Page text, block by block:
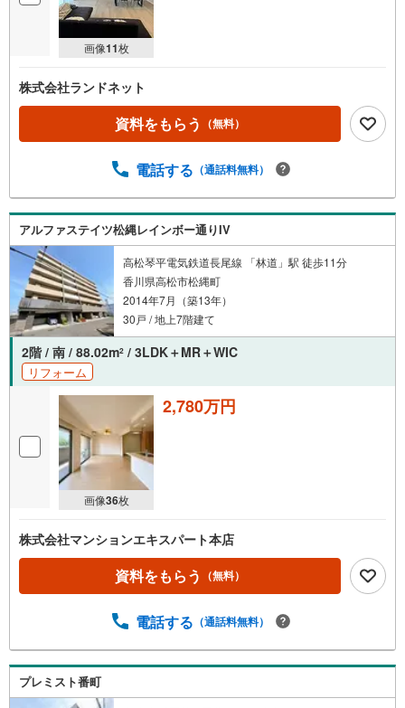
画像11枚
株式会社ランドネット
資料をもらう （無料）
電話する （通話料無料）
アルファステイツ松縄レインボー通りIV
高松琴平電気鉄道長尾線 「林道」駅 徒歩11分
香川県高松市松縄町
2014年7月（築13年）
30戸 / 地上7階建て
2階 / 南 / 88.02m2 / 3LDK＋MR＋WIC
リフォーム
画像36枚
2,780万円
株式会社マンションエキスパート本店
資料をもらう （無料）
電話する （通話料無料）
プレミスト番町